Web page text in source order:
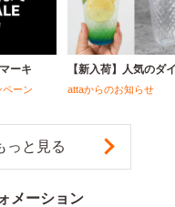
ーキ
ペーン
【新入荷】人気のダ
attaからのお知らせ
っと見る
メーション